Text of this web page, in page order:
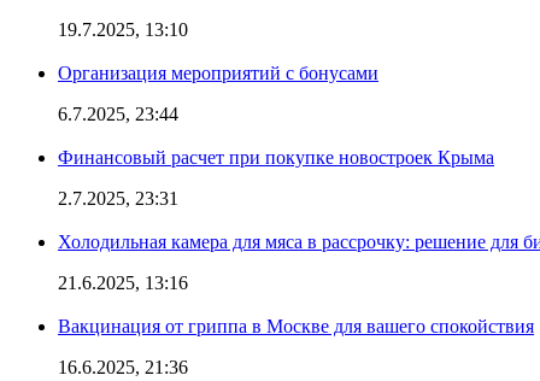
19.7.2025, 13:10
Организация мероприятий с бонусами
6.7.2025, 23:44
Финансовый расчет при покупке новостроек Крыма
2.7.2025, 23:31
Холодильная камера для мяса в рассрочку: решение для
21.6.2025, 13:16
Вакцинация от гриппа в Москве для вашего спокойствия
16.6.2025, 21:36